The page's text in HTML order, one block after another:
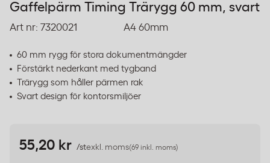
Gaffelpärm Timing Trärygg 60 mm, svart
Art nr: 7320021 A4 60mm
60 mm rygg för stora dokumentmängder
Förstärkt nederkant med tygband
Trärygg som håller pärmen rak
Svart design för kontorsmiljöer
55,20 kr /stexkl. moms(69 inkl. moms)